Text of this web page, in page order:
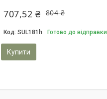
804 ₴
707,52 ₴
SUL181h Готово до відправки
Купити